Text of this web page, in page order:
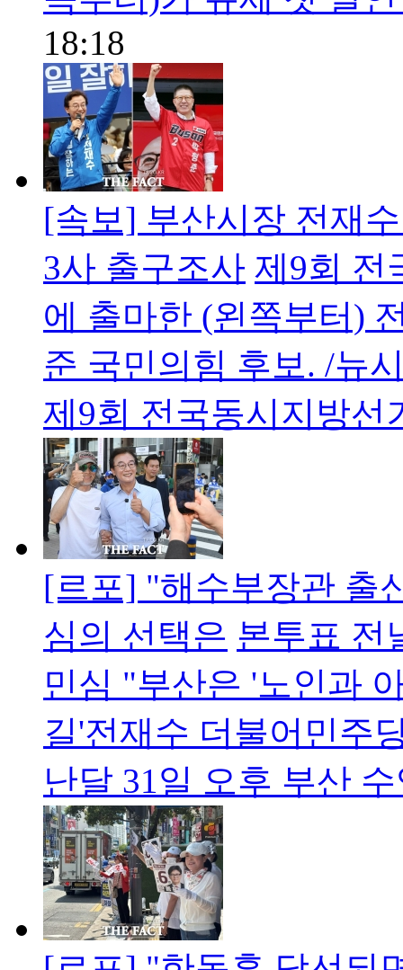
18:18
[속보] 부산시장 전재
3사 출구조사 제9회 전
에 출마한 (왼쪽부터)
준 국민의힘 후보. /뉴
제9회 전국동시지방선
[르포] "해수부장관 출
심의 선택은 본투표 전
민심 "부산은 '노인과
길'전재수 더불어민주
난달 31일 오후 부산